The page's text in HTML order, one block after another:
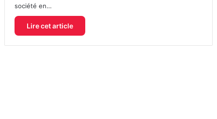
société en…
Lire cet article